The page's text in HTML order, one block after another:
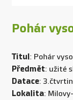
Pohár
Titul: Pohár
Předmět: užité
Datace:
Lokalita: